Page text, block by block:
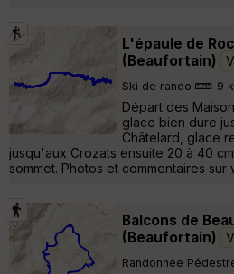
L'épaule de
(Beaufortain)
Ski de rando 9
Départ des
glace bien dure
Châtelard, glace
jusqu'aux Crozats ensuite 20 à 40
sommet. Photos et commentaires sur
Balcons de
(Beaufortain)
Randonnée